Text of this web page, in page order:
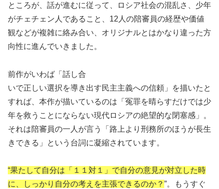
ところが、話が進むに従って、ロシア社会の混乱さ、少年
がチェチェン人であること、12人の陪審員の経歴や価値
観などが複雑に絡み合い、オリジナルとはかなり違った方
向性に進んでいきました。
前作がいわば「話し合
いで正しい選択を導き出す民主主義への信頼」を描いたと
すれば、本作が描いているのは「冤罪を晴らすだけでは少
年を救うことにならない現代ロシアの絶望的な閉塞感」。
それは陪審員の一人が言う「路上より刑務所のほうが長生
きできる」という台詞に凝縮されています。
“果たして自分は「１１対１」で自分の意見が対立した時
に、しっかり自分の考えを主張できるのか？ ”。もうすぐ